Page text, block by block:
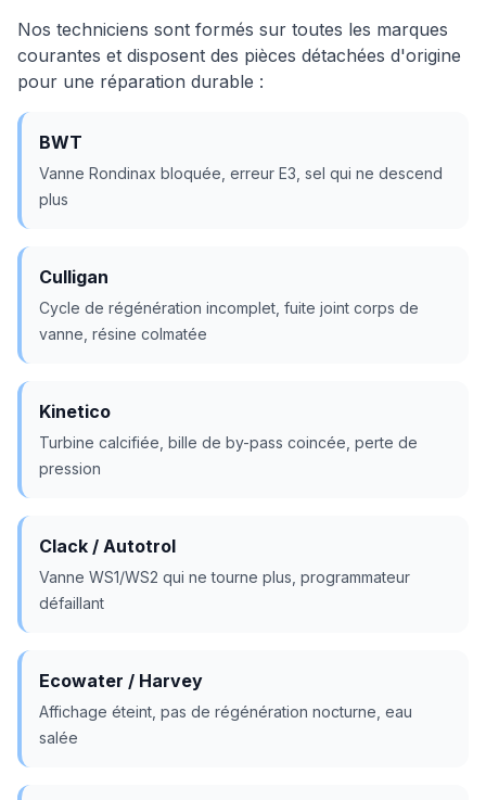
Nos techniciens sont formés sur toutes les marques
courantes et disposent des pièces détachées d'origine
pour une réparation durable :
BWT
Vanne Rondinax bloquée, erreur E3, sel qui ne descend
plus
Culligan
Cycle de régénération incomplet, fuite joint corps de
vanne, résine colmatée
Kinetico
Turbine calcifiée, bille de by-pass coincée, perte de
pression
Clack / Autotrol
Vanne WS1/WS2 qui ne tourne plus, programmateur
défaillant
Ecowater / Harvey
Affichage éteint, pas de régénération nocturne, eau
salée